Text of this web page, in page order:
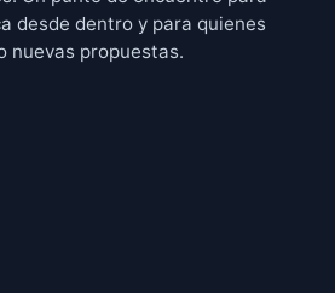
desde dentro y para quienes
nuevas propuestas.